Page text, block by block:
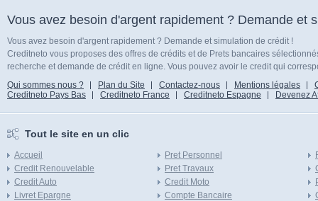
Vous avez besoin d'argent rapidement ? Demande et
Vous avez besoin d'argent rapidement ? Demande et simulation de crédit !
Creditneto vous proposes des offres de crédits et de Prets bancaires
recherche et demande de crédit en ligne. Vous pouvez avoir le credit qui
Qui sommes nous ?
Plan du Site Contactez-nous Mentions légales
Creditneto Pays Bas
Creditneto France Creditneto Espagne Devenez
Tout le site en un clic
Accueil
Credit Renouvelable
Credit Auto
Livret Epargne
Pret Personnel
Pret Travaux
Credit Moto
Compte Bancaire